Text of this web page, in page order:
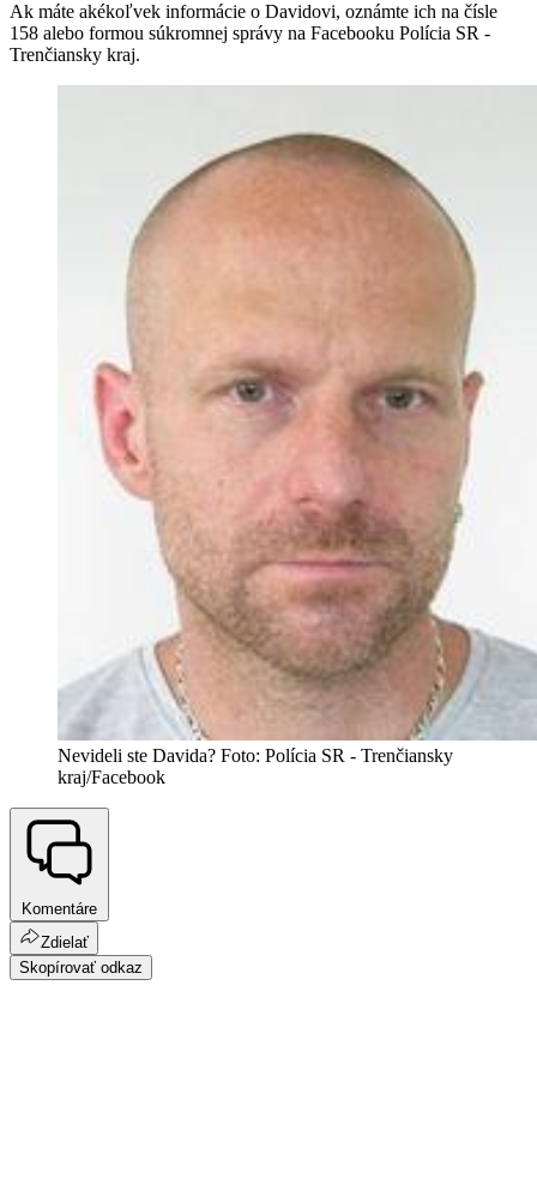
Ak máte akékoľvek informácie o Davidovi, oznámte ich na čísle
158 alebo formou súkromnej správy na Facebooku Polícia SR -
Trenčiansky kraj.
Nevideli ste Davida? Foto: Polícia SR - Trenčiansky
kraj/Facebook
Komentáre
Zdielať
Skopírovať odkaz